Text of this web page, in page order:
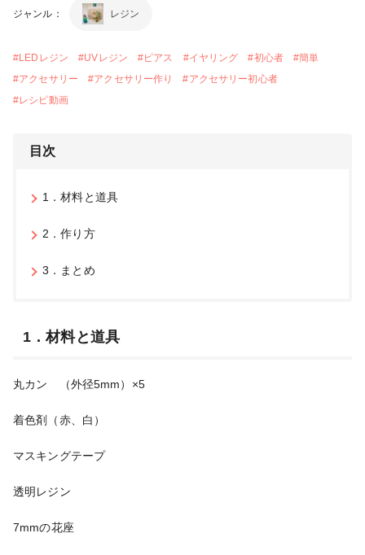
ジャンル： レジン
#LEDレジン #UVレジン #ピアス #イヤリング #初心者 #簡単
#アクセサリー #アクセサリー作り #アクセサリー初心者
#レシピ動画
目次
1．材料と道具
2．作り方
3．まとめ
1．材料と道具
丸カン （外径5mm）×5
着色剤（赤、白）
マスキングテープ
透明レジン
7mmの花座